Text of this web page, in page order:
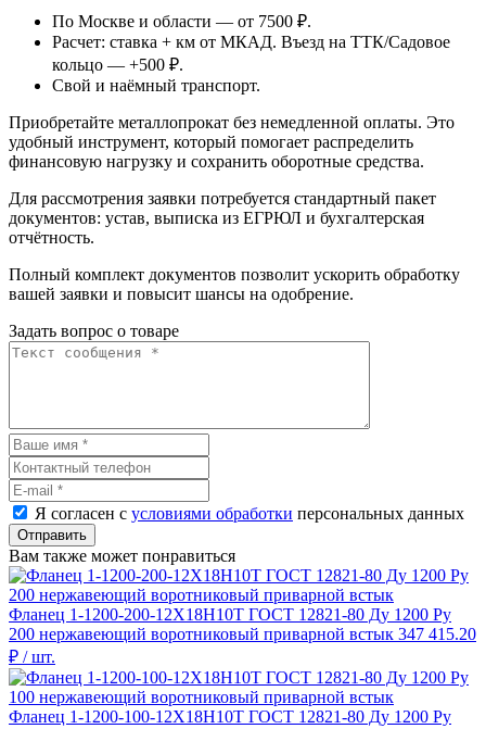
По Москве и области — от 7500 ₽.
Расчет: ставка + км от МКАД. Въезд на ТТК/Садовое
кольцо — +500 ₽.
Свой и наёмный транспорт.
Приобретайте металлопрокат без немедленной оплаты. Это
удобный инструмент, который помогает распределить
финансовую нагрузку и сохранить оборотные средства.
Для рассмотрения заявки потребуется стандартный пакет
документов: устав, выписка из ЕГРЮЛ и бухгалтерская
отчётность.
Полный комплект документов позволит ускорить обработку
вашей заявки и повысит шансы на одобрение.
Задать вопрос о товаре
Я согласен с условиями обработки персональных данных
Отправить
Вам также может понравиться
Фланец 1-1200-200-12Х18Н10Т ГОСТ 12821-80 Ду 1200 Ру
200 нержавеющий воротниковый приварной встык 347 415.20
₽ / шт.
Фланец 1-1200-100-12Х18Н10Т ГОСТ 12821-80 Ду 1200 Ру